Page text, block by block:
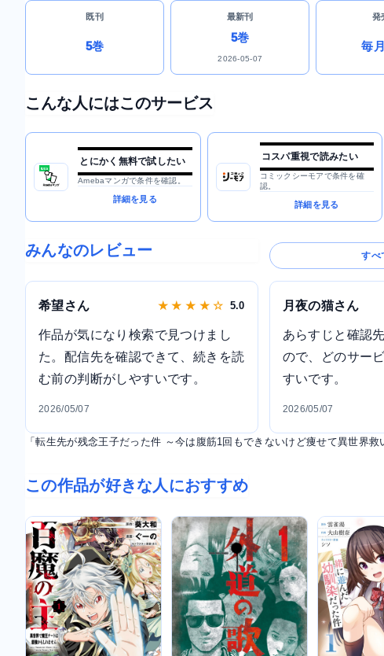
既刊
5巻
最新刊
5巻
2026-05-07
発
毎
こんな人にはこのサービス
とにかく無料で試したい
Amebaマンガで条件を確認。
詳細を見る
コスパ重視で読みたい
コミックシーモアで条件を確
認。
詳細を見る
みんなのレビュー すべ
希望さん ★ ★ ★ ★ ☆ 5.0
作品が気になり検索で見つけまし
た。配信先を確認できて、続きを読
む前の判断がしやすいです。
2026/05/07
月夜の猫さん
あらすじと確認
ので、どのサー
すいです。
2026/05/07
「転生先が残念王子だった件 ～今は腹筋1回もできないけど痩せて異世界
この作品が好きな人におすすめ